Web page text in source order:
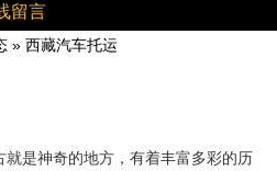
留言
» 西藏汽车托运
是神奇的地方，有着丰富多彩的历